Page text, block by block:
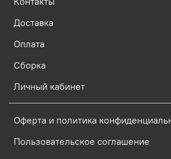
Доставка
Оплата
Сборка
Личный кабинет
Оферта и политика
Пользовательское соглашение